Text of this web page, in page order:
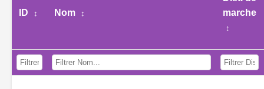
ID ↕ Nom ↕
marche
↕